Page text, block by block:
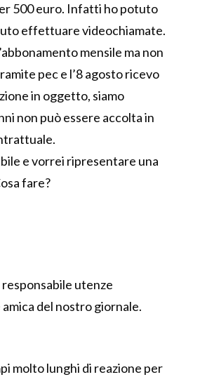
500 euro. Infatti ho potuto
effettuare videochiamate.
mensile ma non
pec e l’8 agosto ricevo
in oggetto, siamo
non può essere accolta in
e vorrei ripresentare una
fare?
utenze
del nostro giornale.
molto lunghi di reazione per